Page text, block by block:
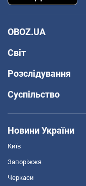
OBOZ.UA
Світ
Розслідування
Суспільство
Новини України
Київ
Запоріжжя
Черкаси